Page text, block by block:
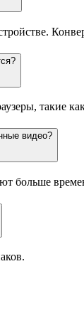
такие
видео?
больше